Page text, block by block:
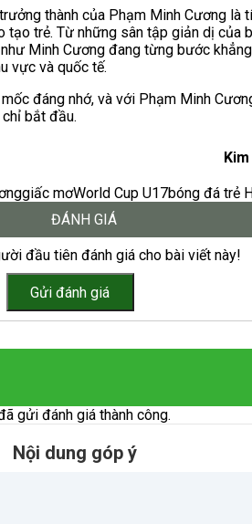
thành của Phạm Minh Cương là
tạo trẻ. Từ những sân tập giản dị của
Minh Cương đang từng bước
vực và quốc tế.
đáng nhớ, và với Phạm Minh
bắt đầu.
giấc mơWorld Cup U17bóng đá trẻ
ĐÁNH GIÁ
đầu tiên đánh giá cho bài viết này!
gửi đánh giá thành công.
Nội dung góp ý